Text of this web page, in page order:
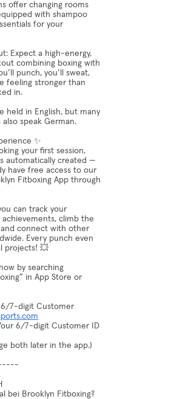
offer changing rooms
with shampoo
for your
Expect a high-energy,
combining boxing with
punch, you’ll sweat,
feeling stronger than
in.
held in English, but many
speak German.
✨
your first session,
automatically created —
have free access to our
Fitboxing App through
can track your
achievements, climb the
and connect with other
Every punch even
projects! 💥
by searching
in App Store or
6/7-digit Customer
6/7-digit Customer ID
both later in the app.)
bei Brooklyn Fitboxing?